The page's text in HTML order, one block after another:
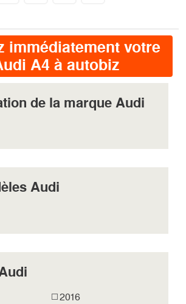
immédiatement votre
A4 à autobiz
de la marque Audi
Audi
2016